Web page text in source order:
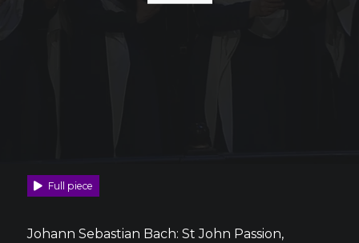
Full piece
Johann Sebastian Bach: St John Passion,